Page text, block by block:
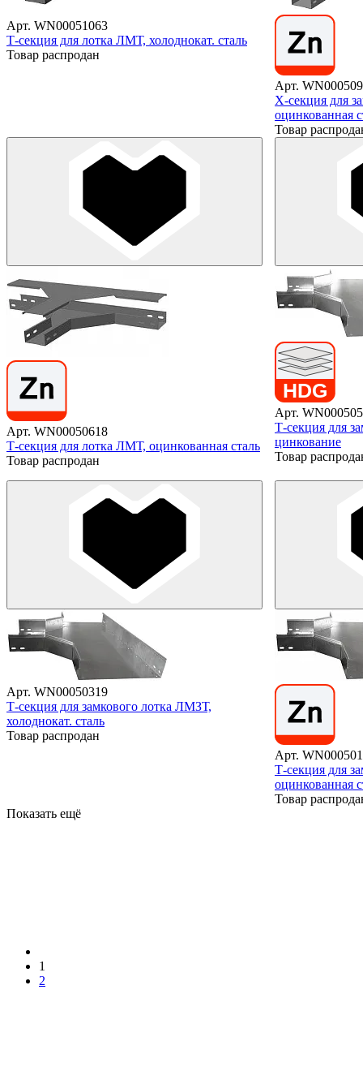
Арт. WN00051063
Т-секция для лотка ЛМТ, холоднокат. сталь
Товар распродан
Арт.
X-секция для
оцинкованная
Товар
Арт. WN00050618
Т-секция для лотка ЛМТ, оцинкованная сталь
Товар распродан
Арт.
Т-секция для
цинкование
Товар
Арт. WN00050319
Т-секция для замкового лотка ЛМЗТ,
холоднокат. сталь
Товар распродан
Арт.
Т-секция для
оцинкованная
Товар
Показать ещё
1
2